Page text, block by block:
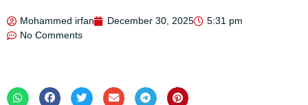
Mohammed irfan December 30, 2025
5:31 pm
No Comments